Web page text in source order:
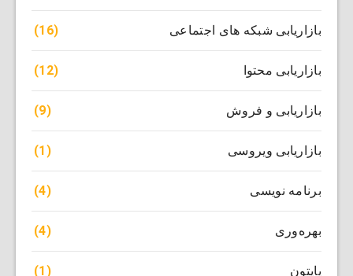
بازاریابی شبکه های اجتماعی (16)
بازاریابی محتوا (12)
بازاریابی و فروش (9)
بازاریابی ویروسی (1)
برنامه نویسی (4)
بهره‌وری (4)
پایتون (1)